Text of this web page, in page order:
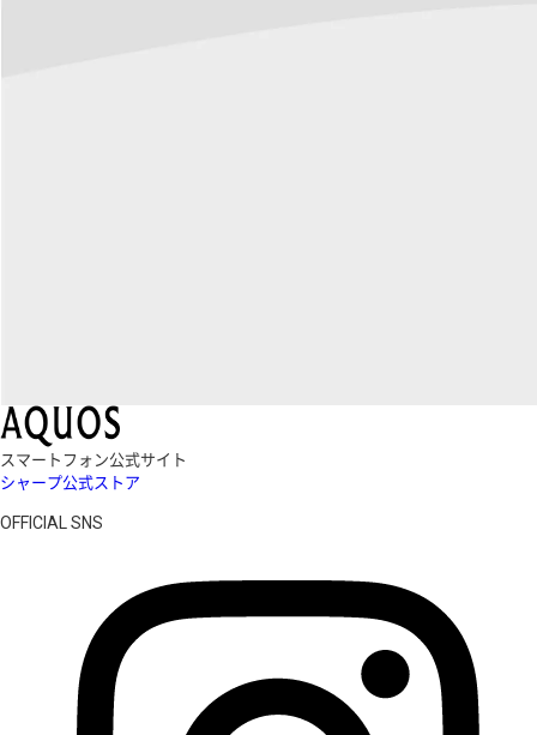
スマートフォン公式サイト
シャープ公式ストア
OFFICIAL SNS